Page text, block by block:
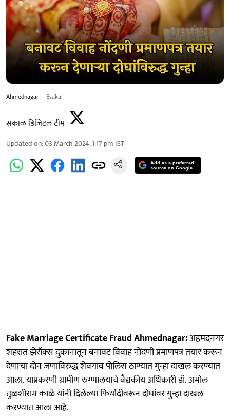
Ahmednagar Esakal
सकाळ डिजिटल टीम
Updated on:03 March 2024, 1:17 pm IST
Add as a preferred
source on Google
Fake Marriage Certificate Fraud Ahmednagar:अहमदनगर
शहरात झेरॉक्स दुकानातून बनावट विवाह नोंदणी प्रमाणपत्र तयार करून
देणाऱ्या दोन जणाविरुद्ध शेवगाव पोलिस ठाण्यात गुन्हा दाखल करण्यात
आला. याप्रकरणी ग्रामीण रुग्णालयाचे वैद्यकीय अधिकारी डॉ. अमोल
तुळशीराम काळे यांनी दिलेल्या फिर्यादीवरून दोघांवर गुन्हा दाखल
करण्यात आला आहे.